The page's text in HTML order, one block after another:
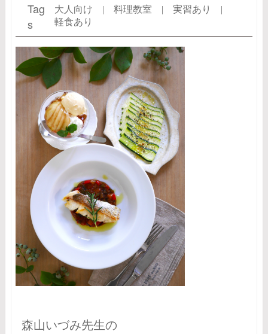
Tag
s
大人向け | 料理教室 | 実習あり |
軽食あり
森山いづみ先生の